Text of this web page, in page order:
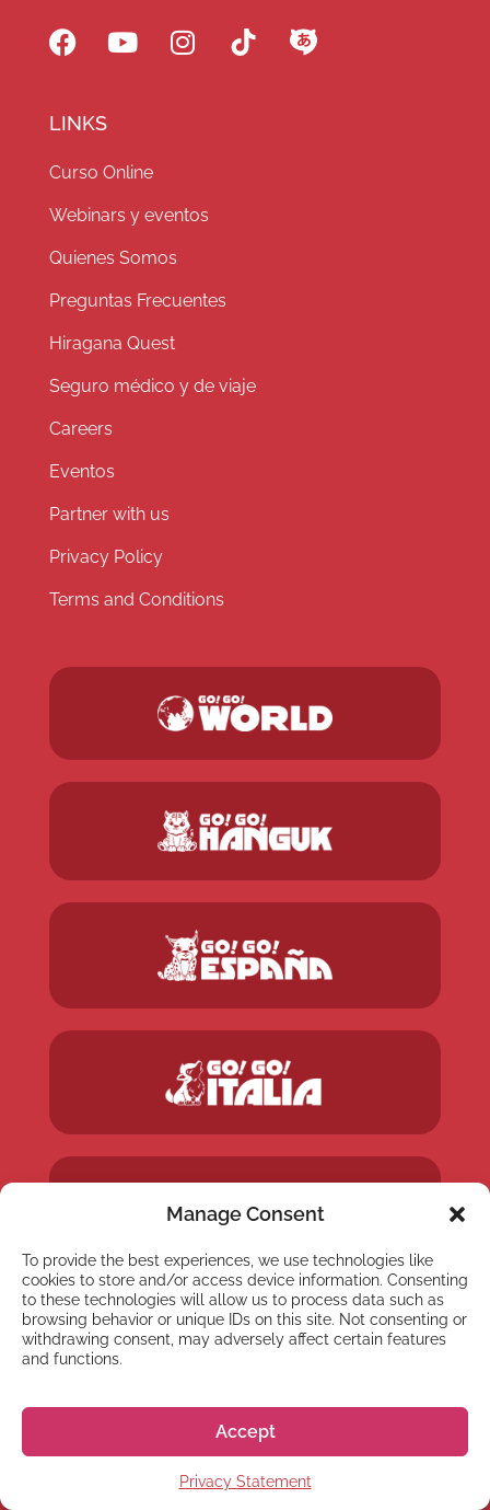
Manage Consent
To provide the best experiences, we use technologies like
cookies to store and/or access device information. Consenting
to these technologies will allow us to process data such as
browsing behavior or unique IDs on this site. Not consenting or
withdrawing consent, may adversely affect certain features
and functions.
Accept
Privacy Statement
LINKS
Curso Online
Webinars y eventos
Quienes Somos
Preguntas Frecuentes
Hiragana Quest
Seguro médico y de viaje
Careers
Eventos
Partner with us
Privacy Policy
Terms and Conditions